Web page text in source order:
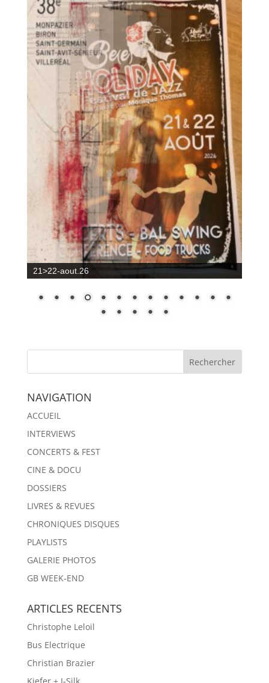
21>22-aout.26
NAVIGATION
ACCUEIL
INTERVIEWS
CONCERTS & FEST
CINE & DOCU
DOSSIERS
LIVRES & REVUES
CHRONIQUES DISQUES
PLAYLISTS
GALERIE PHOTOS
GB WEEK-END
ARTICLES RECENTS
Christophe Leloil
Bus Electrique
Christian Brazier